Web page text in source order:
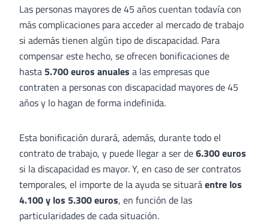
Las personas mayores de 45 años cuentan todavía con
más complicaciones para acceder al mercado de trabajo
si además tienen algún tipo de discapacidad. Para
compensar este hecho, se ofrecen bonificaciones de
hasta 5.700 euros anuales a las empresas que
contraten a personas con discapacidad mayores de 45
años y lo hagan de forma indefinida.
Esta bonificación durará, además, durante todo el
contrato de trabajo, y puede llegar a ser de6.300 euros
si la discapacidad es mayor. Y, en caso de ser contratos
temporales, el importe de la ayuda se situaráentre los
4.100 y los 5.300 euros, en función de las
particularidades de cada situación.